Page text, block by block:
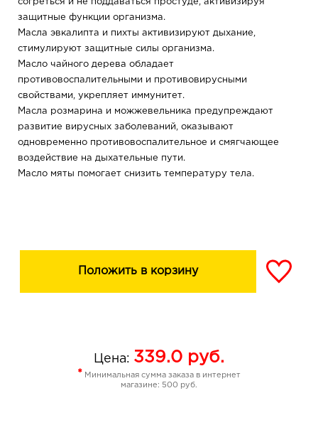
согреться и не поддаваться простуде, активизируя
защитные функции организма.
Масла эвкалипта и пихты активизируют дыхание,
стимулируют защитные силы организма.
Масло чайного дерева обладает
противовоспалительными и противовирусными
свойствами, укрепляет иммунитет.
Масла розмарина и можжевельника предупреждают
развитие вирусных заболеваний, оказывают
одновременно противовоспалительное и смягчающее
воздействие на дыхательные пути.
Масло мяты помогает снизить температуру тела.
Положить в корзину
Цена: 339.0 руб.
* Минимальная сумма заказа в интернет
магазине: 500 руб.